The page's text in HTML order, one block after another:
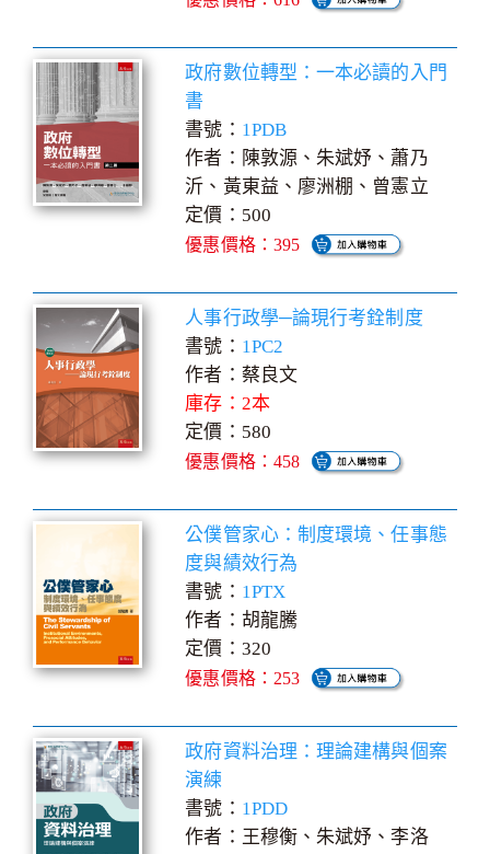
政府數位轉型：一本必讀的入門
書
書號： 1PDB
作者：陳敦源、朱斌妤、蕭乃
沂、黃東益、廖洲棚、曾憲立
定價：500
優惠價格：395
人事行政學─論現行考銓制度
書號： 1PC2
作者：蔡良文
庫存：2本
定價：580
優惠價格：458
公僕管家心：制度環境、任事態
度與績效行為
書號： 1PTX
作者：胡龍騰
定價：320
優惠價格：253
政府資料治理：理論建構與個案
演練
書號： 1PDD
作者：王穆衡、朱斌妤、李洛